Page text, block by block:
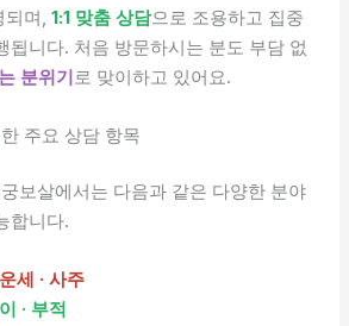
되며,1:1 맞춤 상담으로 조용하고 집중
됩니다. 처음 방문하시는 분도 부담 없
분위기로 맞이하고 있어요.
주요 상담 항목
보살에서는 다음과 같은 다양한 분야
합니다.
세 · 사주
· 부적